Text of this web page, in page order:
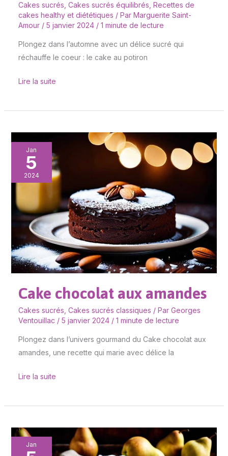
Cakes sucrés Cakes sucrés équilibrés Recettes de
cakes healthy et diététiques / Par Marguerite Saint-
Amour / 5 janvier 2024 / 1 minute de lecture
Plongez dans l’automne avec un délice sucré qui
réchauffe le coeur : le cake au potiron
Lire la suite
Jan
5
2024
Cake chocolat aux amandes
Cakes sucrés Cakes sucrés classiques / Par Georges
Ventouillac / 5 janvier 2024 / 1 minute de lecture
Plongez dans l’univers gourmand du Cake chocolat aux
amandes, une recette qui marie avec délice la
Cake
chocolat
aux
amandes
Lire la suite
Jan
Cake